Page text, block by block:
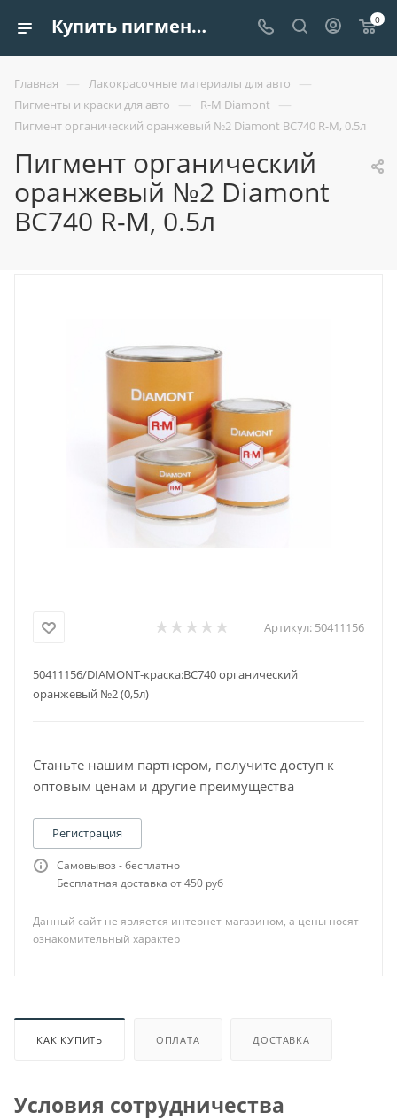
Купить пигмент органический оранжевый №2 diamont bc740 r-m, 0.5л| Европроект Tрейдинг 0
Главная — Лакокрасочные материалы для авто —
Пигменты и краски для авто — R-M Diamont —
Пигмент органический оранжевый №2 Diamont BC740 R-M, 0.5л
Пигмент органический
оранжевый №2 Diamont
BC740 R-M, 0.5л
Артикул: 50411156
50411156/DIAMONT-краска:BC740 органический
оранжевый №2 (0,5л)
Станьте нашим партнером, получите доступ к
оптовым ценам и другие преимущества
Регистрация
Самовывоз - бесплатно
Бесплатная доставка от 450 руб
Данный сайт не является интернет-магазином, а цены носят
ознакомительный характер
КАК КУПИТЬ ОПЛАТА ДОСТАВКА
Условия сотрудничества